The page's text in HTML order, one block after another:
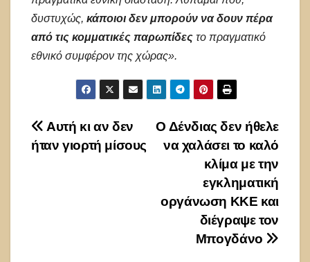
δυστυχώς, κάποιοι δεν μπορούν να δουν πέρα
από τις κομματικές παρωπίδες το πραγματικό
εθνικό συμφέρον της χώρας».
Πλοήγηση
άρθρων
Ο Δένδιας δεν ήθελε
να χαλάσει το καλό
κλίμα με την
εγκληματική
οργάνωση ΚΚΕ και
διέγραψε τον
Μπογδάνο
Αυτή κι αν δεν
ήταν γιορτή μίσους